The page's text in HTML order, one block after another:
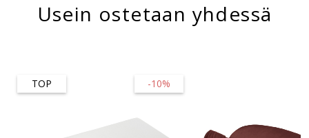
Usein ostetaan yhdessä
-10%
TOP